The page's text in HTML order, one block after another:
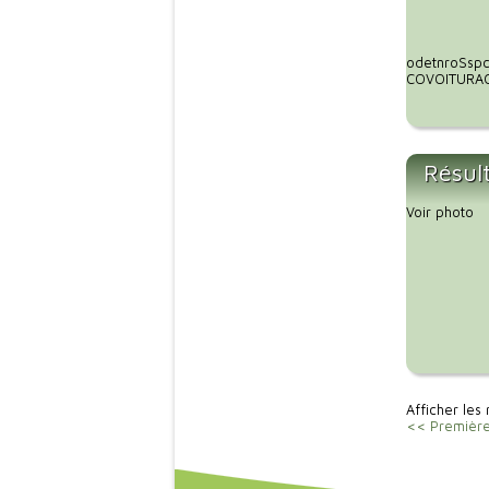
Voir photo
Afficher les
<< Première